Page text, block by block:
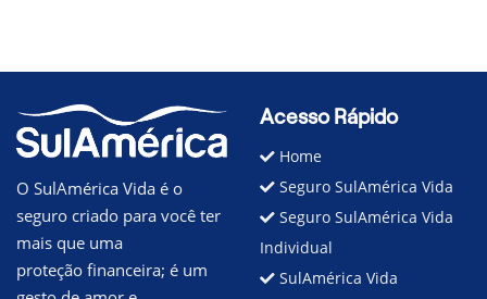
O SulAmérica Vida é o
seguro criado para você ter
mais que uma
proteção financeira; é um
Acesso Rápido
Home
Seguro SulAmérica Vida
Seguro SulAmérica Vida
Individual
SulAmérica Vida